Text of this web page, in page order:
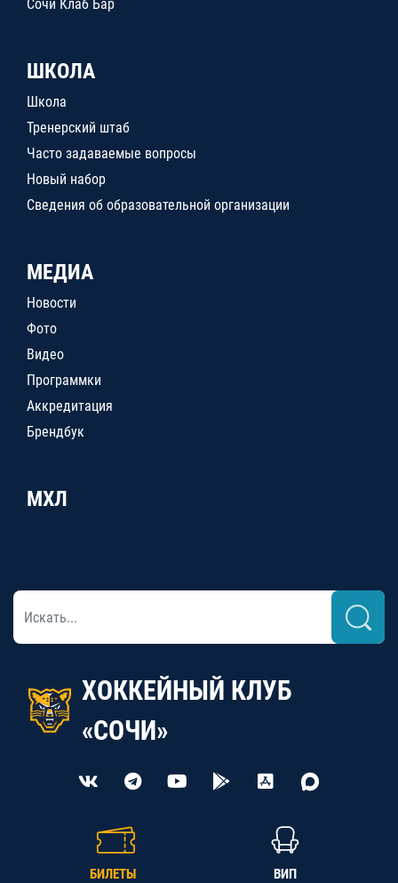
Сочи Клаб Бар
ШКОЛА
Школа
Тренерский штаб
Часто задаваемые вопросы
Новый набор
Сведения об образовательной организации
МЕДИА
Новости
Фото
Видео
Программки
Аккредитация
Брендбук
МХЛ
ХОККЕЙНЫЙ КЛУБ
«СОЧИ»
БИЛЕТЫ ВИП